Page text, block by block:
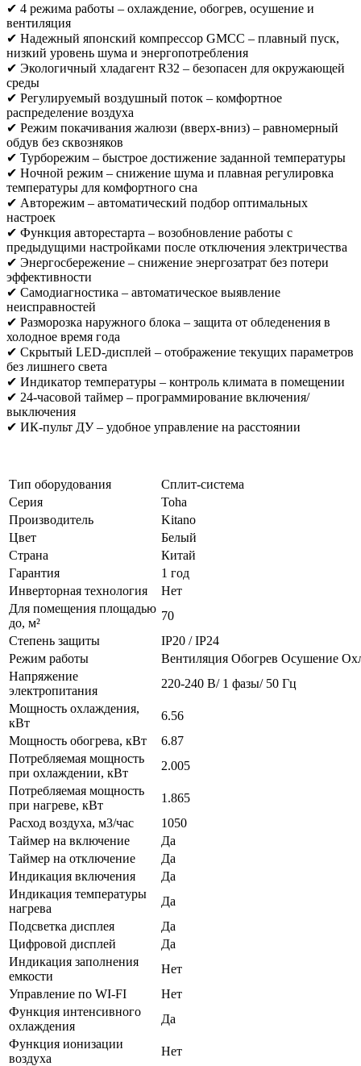
✔ 4 режима работы – охлаждение, обогрев, осушение и
вентиляция
✔ Надежный японский компрессор GMCC – плавный пуск,
низкий уровень шума и энергопотребления
✔ Экологичный хладагент R32 – безопасен для окружающей
среды
✔ Регулируемый воздушный поток – комфортное
распределение воздуха
✔ Режим покачивания жалюзи (вверх-вниз) – равномерный
обдув без сквозняков
✔ Турборежим – быстрое достижение заданной температуры
✔ Ночной режим – снижение шума и плавная регулировка
температуры для комфортного сна
✔ Авторежим – автоматический подбор оптимальных
настроек
✔ Функция авторестарта – возобновление работы с
предыдущими настройками после отключения электричества
✔ Энергосбережение – снижение энергозатрат без потери
эффективности
✔ Самодиагностика – автоматическое выявление
неисправностей
✔ Разморозка наружного блока – защита от обледенения в
холодное время года
✔ Скрытый LED-дисплей – отображение текущих параметров
без лишнего света
✔ Индикатор температуры – контроль климата в помещении
✔ 24-часовой таймер – программирование включения/
выключения
✔ ИК-пульт ДУ – удобное управление на расстоянии
Тип оборудования
Сплит-система
Серия
Toha
Производитель
Kitano
Цвет
Белый
Страна
Китай
Гарантия
1 год
Инверторная технология
Нет
Для помещения площадью
до, м²
70
Степень защиты
IP20 / IP24
Режим работы
Вентиляция Обогрев Осушение
Напряжение
электропитания
220-240 В/ 1 фазы/ 50 Гц
Мощность охлаждения,
кВт
6.56
Мощность обогрева, кВт
6.87
Потребляемая мощность
при охлаждении, кВт
2.005
Потребляемая мощность
при нагреве, кВт
1.865
Расход воздуха, м3/час
1050
Таймер на включение
Да
Таймер на отключение
Да
Индикация включения
Да
Индикация температуры
нагрева
Да
Подсветка дисплея
Да
Цифровой дисплей
Да
Индикация заполнения
емкости
Нет
Управление по WI-FI
Нет
Функция интенсивного
охлаждения
Да
Функция ионизации
воздуха
Нет